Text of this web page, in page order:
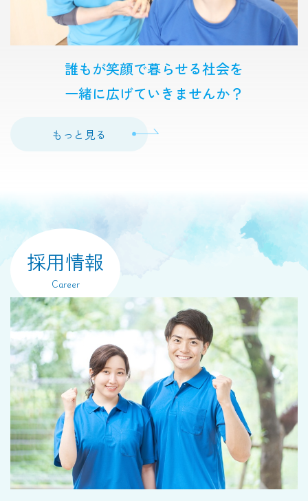
誰もが笑顔で暮らせる社会を
一緒に広げていきませんか？
もっと見る
採用情報
Career